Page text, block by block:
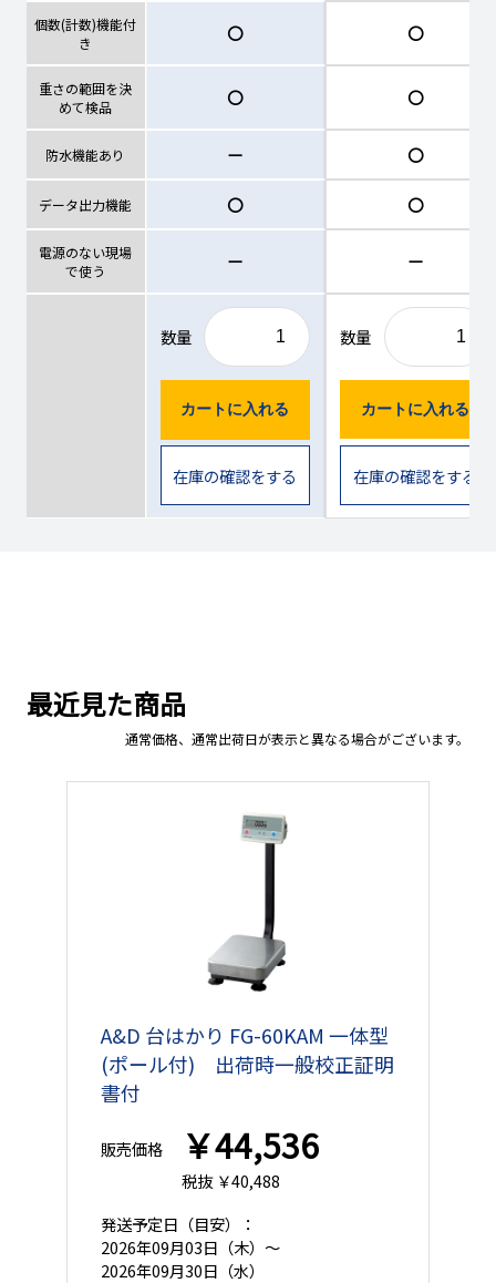
個数(計数)機能付
き
〇 〇
重さの範囲を決
めて検品
〇 〇
防水機能あり ー 〇
データ出力機能 〇 〇
電源のない現場
で使う
ー ー
数量
カートに入れる
在庫の確認をする
数量
カートに入れる
在庫の確認をする
最近見た商品
通常価格、通常出荷日が表示と異なる場合がございます。
A&D 台はかり FG-60KAM 一体型
(ポール付) 出荷時一般校正証明
書付
販売価格 ￥44,536
税抜 ￥40,488
発送予定日 （目安）：
2026年09月03日（木）～
2026年09月30日（水）